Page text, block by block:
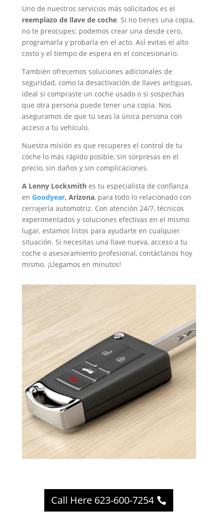
Uno de nuestros servicios más solicitados es el
reemplazo de llave de coche. Si no tienes una copia,
no te preocupes: podemos crear una desde cero,
programarla y probarla en el acto. Así evitas el alto
costo y el tiempo de espera en el concesionario.
También ofrecemos soluciones adicionales de
seguridad, como la desactivación de llaves antiguas,
ideal si compraste un coche usado o si sospechas
que otra persona puede tener una copia. Nos
aseguramos de que tú seas la única persona con
acceso a tu vehículo.
Nuestra misión es que recuperes el control de tu
coche lo más rápido posible, sin sorpresas en el
precio, sin daños y sin complicaciones.
A Lenny Locksmithes tu especialista de confianza
en Goodyear, Arizona, para todo lo relacionado con
cerrajería automotriz. Con atención 24/7, técnicos
experimentados y soluciones efectivas en el mismo
lugar, estamos listos para ayudarte en cualquier
situación. Si necesitas una llave nueva, acceso a tu
coche o asesoramiento profesional, contáctanos hoy
mismo. ¡Llegamos en minutos!
Call Here 623-600-7254